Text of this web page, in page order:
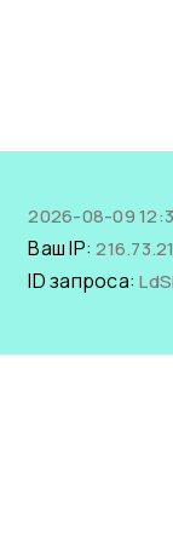
2026-08-09
Ваш IP:
ID запроса: